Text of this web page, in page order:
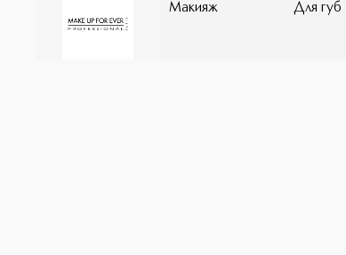
Макияж Для губ